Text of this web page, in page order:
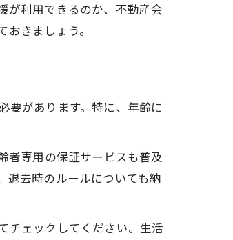
が利用できるのか、不動産会
きましょう。
要があります。特に、年齢に
者専用の保証サービスも普及
退去時のルールについても納
チェックしてください。生活